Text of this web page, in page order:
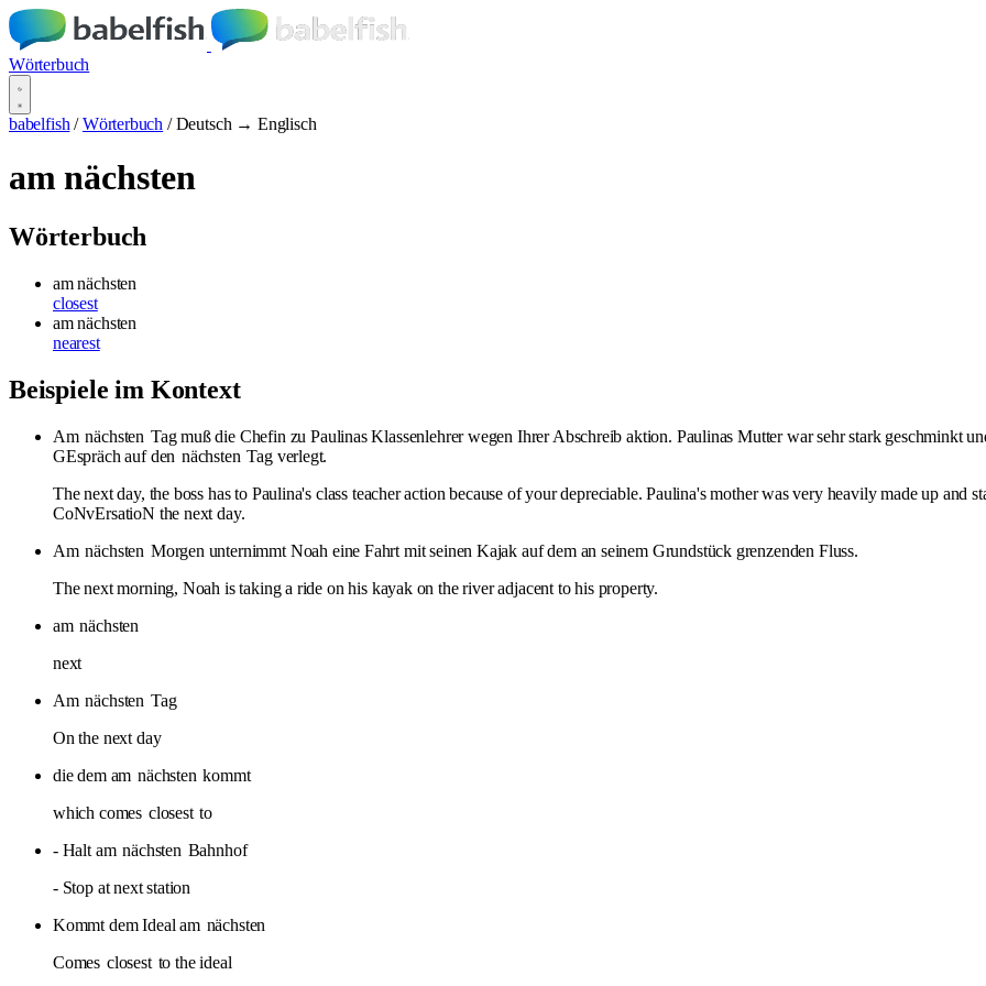
Wörterbuch
babelfish / Wörterbuch / Deutsch → Englisch
am nächsten
Wörterbuch
am nächsten
closest
am nächsten
nearest
Beispiele im Kontext
Am nächsten Tag muß die Chefin zu Paulinas Klassenlehrer wegen Ihrer Abschreib aktion. Paulinas Mutter war sehr stark geschminkt
GEspräch auf den nächsten Tag verlegt.
The next day, the boss has to Paulina's class teacher action because of your depreciable. Paulina's mother was very heavily made up and
CoNvErsatioN the next day.
Am nächsten Morgen unternimmt Noah eine Fahrt mit seinen Kajak auf dem an seinem Grundstück grenzenden Fluss.
The next morning, Noah is taking a ride on his kayak on the river adjacent to his property.
am nächsten
next
Am nächsten Tag
On the next day
die dem am nächsten kommt
which comes closest to
- Halt am nächsten Bahnhof
- Stop at next station
Kommt dem Ideal am nächsten
Comes closest to the ideal